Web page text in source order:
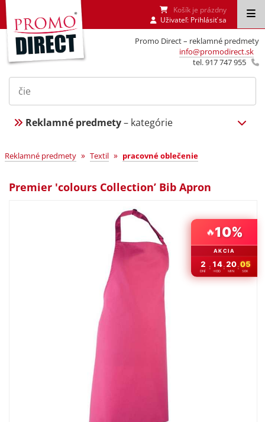
Promo Direct – reklamné predmety
info@promodirect.sk
tel. 917 747 955
Košík je prázdny
Uživateľ: Prihlásiť sa
Reklamné predmety– kategórie
Reklamné predmety » Textil » pracovné oblečenie
Premier 'colours Collection’ Bib Apron
🔥10%
AKCIA
2
DNÍ
: 14
HOD
: 20
MIN
:04
SEK